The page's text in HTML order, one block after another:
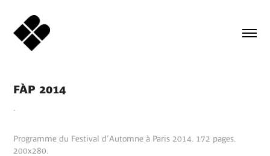
FÀP 2014
.
Programme du Festival d’Automne à Paris 2014. 172 pages.
200x280.